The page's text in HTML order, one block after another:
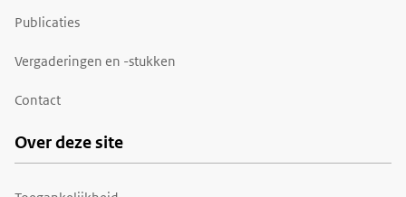
Publicaties
Vergaderingen en -stukken
Contact
Over deze site